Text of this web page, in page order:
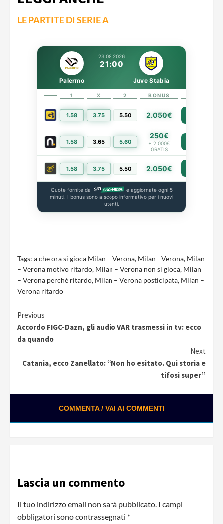
LE PARTITE DI SERIE A
23.08.2026
21:00
Palermo Juve Stabia
1 X 2 BONUS
1.58 3.75 5.50 2.050€
1.58 3.65 5.60
250€
+ 2.000€
GRATIS
1.58 3.75 5.50 2.050€
Quote fornite da
e aggiornate ogni 5
minuti. I bonus sono a scopo informativo per i nuovi
utenti.
Tags: a che ora si gioca Milan – Verona, Milan - Verona, Milan
– Verona motivo ritardo, Milan – Verona non si gioca, Milan
– Verona perché ritardo, Milan – Verona posticipata, Milan –
Verona ritardo
Continue
Reading
Previous
Accordo FIGC-Dazn, gli audio VAR trasmessi in tv: ecco
da quando
Next
Catania, ecco Zanellato: “Non ho esitato. Qui storia e
tifosi super”
COMMENTA / VAI AI COMMENTI
Lascia un commento
Il tuo indirizzo email non sarà pubblicato. I campi
obbligatori sono contrassegnati *